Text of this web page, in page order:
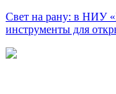
Свет на рану: в НИУ
инструменты для